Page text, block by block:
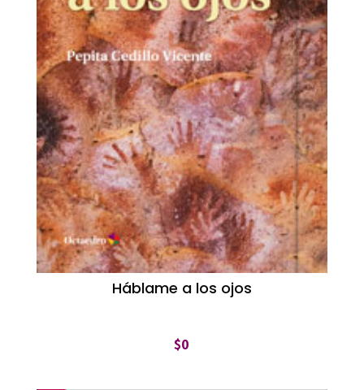
Háblame a los ojos
$0